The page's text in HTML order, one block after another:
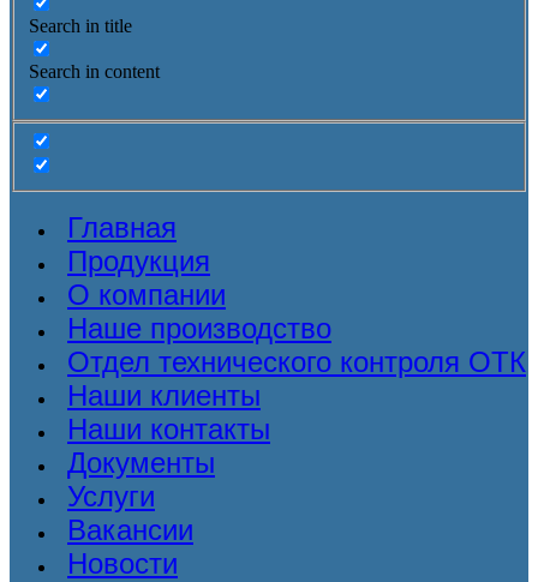
Search in title
Search in content
Главная
Продукция
О компании
Наше производство
Отдел технического контроля ОТК
Наши клиенты
Наши контакты
Документы
Услуги
Вакансии
Новости